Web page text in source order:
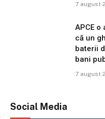
7 august
APCE
că un
baterii
bani
7 august
Social Media